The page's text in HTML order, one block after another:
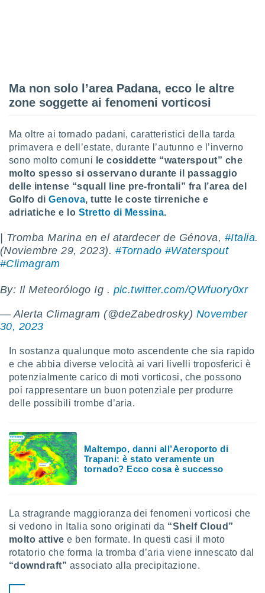
Ma non solo l’area Padana, ecco le altre
zone soggette ai fenomeni vorticosi
Ma oltre ai tornado padani, caratteristici della tarda
primavera e dell’estate, durante l’autunno e l’inverno
sono molto comuni le cosiddette “waterspout” che
molto spesso si osservano durante il passaggio
delle intense “squall line pre-frontali” fra l’area del
Golfo diGenova, tutte le coste tirreniche e
adriatiche e lo Stretto di Messina.
| Tromba Marina en el atardecer de Génova, #Italia.
(Noviembre 29, 2023). #Tornado #Waterspout
#Climagram
By: Il Meteorólogo Ig . pic.twitter.com/QWfuory0xr
— ️Alerta Climagram (@deZabedrosky) November
30, 2023
In sostanza qualunque moto ascendente che sia rapido
e che abbia diverse velocità ai vari livelli troposferici è
potenzialmente carico di moti vorticosi, che possono
poi rappresentare un buon potenziale per produrre
delle possibili trombe d’aria.
Maltempo, danni all’Aeroporto di
Trapani: è stato veramente un
tornado? Ecco cosa è successo
La stragrande maggioranza dei fenomeni vorticosi che
si vedono in Italia sono originati da “Shelf Cloud”
molto attive e ben formate. In questi casi il moto
rotatorio che forma la tromba d’aria viene innescato dal
“downdraft” associato alla precipitazione.